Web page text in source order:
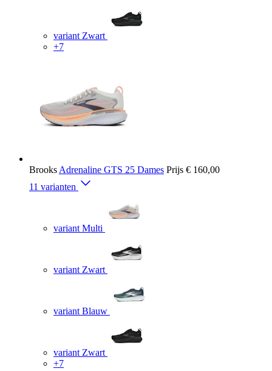
variant Zwart
+7
Brooks Adrenaline GTS 25 Dames Prijs € 160,00
11 varianten
variant Multi
variant Zwart
variant Blauw
variant Zwart
+7